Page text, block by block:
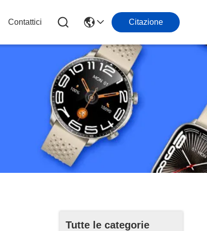
Contattici Citazione
Tutte le categorie